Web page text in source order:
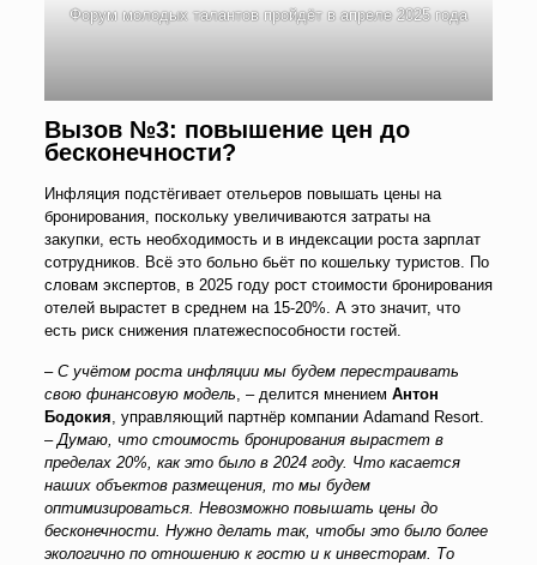
Форум молодых талантов пройдёт в апреле 2025 года
Вызов №3: повышение цен до
бесконечности?
Инфляция подстёгивает отельеров повышать цены на
бронирования, поскольку увеличиваются затраты на
закупки, есть необходимость и в индексации роста зарплат
сотрудников. Всё это больно бьёт по кошельку туристов. По
словам экспертов, в 2025 году рост стоимости бронирования
отелей вырастет в среднем на 15-20%. А это значит, что
есть риск снижения платежеспособности гостей.
– С учётом роста инфляции мы будем перестраивать
свою финансовую модель, – делится мнением Антон
Бодокия, управляющий партнёр компании Adamand Resort.
–Думаю, что стоимость бронирования вырастет в
пределах 20%, как это было в 2024 году. Что касается
наших объектов размещения, то мы будем
оптимизироваться. Невозможно повышать цены до
бесконечности. Нужно делать так, чтобы это было более
экологично по отношению к гостю и к инвесторам. То